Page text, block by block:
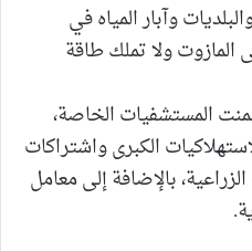
وآبار المياه في
المازوت ولا تملك طاقة
المستشفيات الخاصة،
الكبرى واشتراكات
بالإضافة إلى معامل